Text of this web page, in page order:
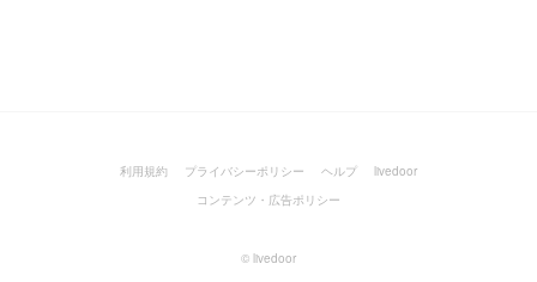
利用規約 プライバシーポリシー ヘルプ
livedoor
コンテンツ・広告ポリシー
© livedoor